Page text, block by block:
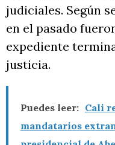
judiciales. Según
en el pasado
expediente
justicia.
Puedes leer: Cali
mandatarios